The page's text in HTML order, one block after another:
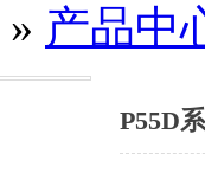
» 产品中
P55D